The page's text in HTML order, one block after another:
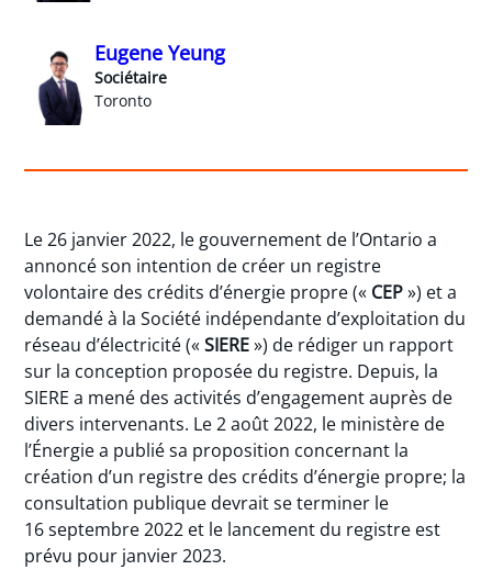
Eugene Yeung
Sociétaire
Toronto
Le 26 janvier 2022, le gouvernement de l’Ontario a
annoncé son intention de créer un registre
volontaire des crédits d’énergie propre (« CEP») et a
demandé à la Société indépendante d’exploitation du
réseau d’électricité («SIERE») de rédiger un rapport
sur la conception proposée du registre. Depuis, la
SIERE a mené des activités d’engagement auprès de
divers intervenants. Le 2 août 2022, le ministère de
l’Énergie a publié sa proposition concernant la
création d’un registre des crédits d’énergie propre; la
consultation publique devrait se terminer le
16 septembre 2022 et le lancement du registre est
prévu pour janvier 2023.